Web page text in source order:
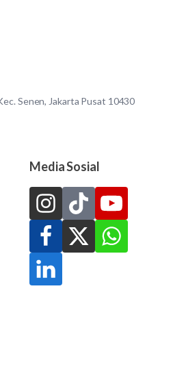
Senen, Jakarta Pusat 10430
Media Sosial